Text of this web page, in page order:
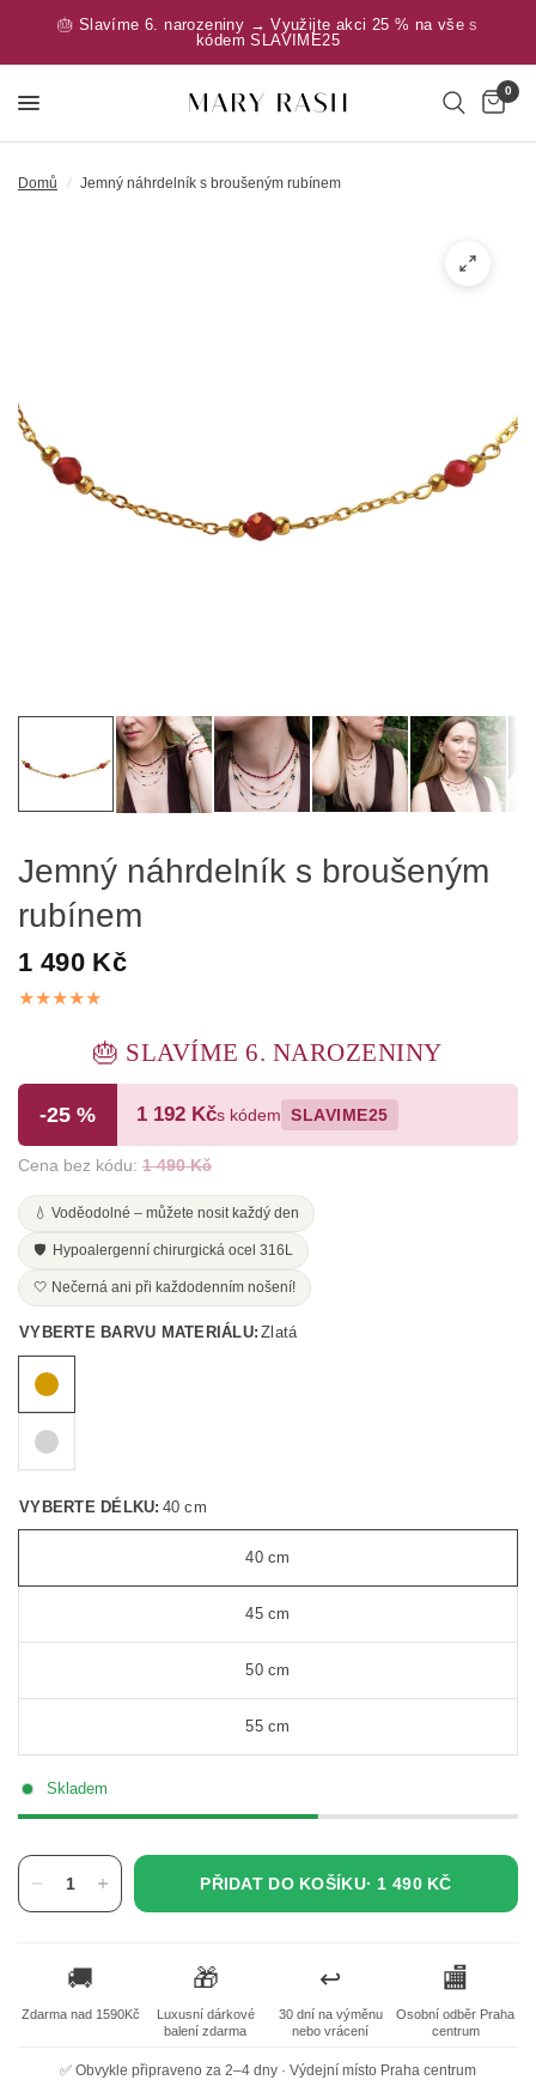
🎂 Slavíme 6. narozeniny → Využijte akci 25 % na vše s
kódem SLAVIME25
0
Domů / Jemný náhrdelník s broušeným rubínem
Jemný náhrdelník s broušeným
rubínem
1 490 Kč
🎂 SLAVÍME 6. NAROZENINY
-25 % 1 192 Kčs kódem SLAVIME25
Cena bez kódu:1 490 Kč
💧 Voděodolné – můžete nosit každý den
🛡️ Hypoalergenní chirurgická ocel 316L
🤍 Nečerná ani při každodenním nošení!
VYBERTE BARVU MATERIÁLU: Zlatá
VYBERTE DÉLKU: 40 cm
40 cm
45 cm
50 cm
55 cm
Skladem
PŘIDAT DO KOŠÍKU· 1 490 KČ
🚚
Zdarma nad 1590Kč
🎁
Luxusní dárkové
balení zdarma
↩️
30 dní na výměnu
nebo vrácení
🏬
Osobní odběr Praha
centrum
✅ Obvykle připraveno za 2–4 dny · Výdejní místo Praha centrum